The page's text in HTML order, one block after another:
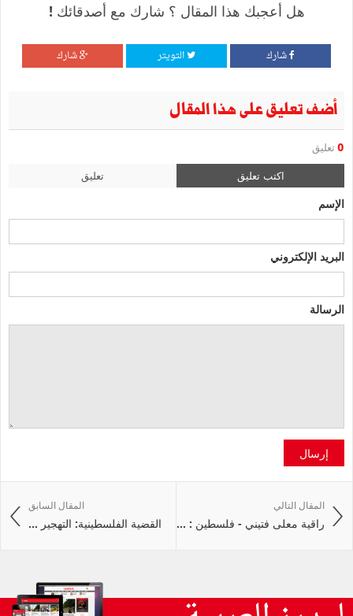
هل أعجبك هذا المقال ؟ شارك مع أصدقائك !
شارك التويتر شارك
أضف تعليق على هذا المقال
0 تعليق
اكتب تعليق تعليق
الإسم
البريد الإلكتروني
الرسالة
إرسال
المقال السابق
القضية الفلسطينية: التهجير ...
المقال التالي
راقية معلى فتيني - فلسطين : ...